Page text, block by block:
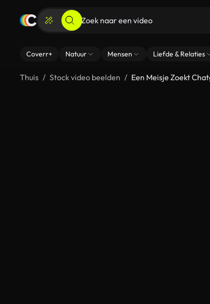
Coverr+ Natuur Mensen Liefde & Relaties
Thuis Stock video beelden Een Meisje Zoekt